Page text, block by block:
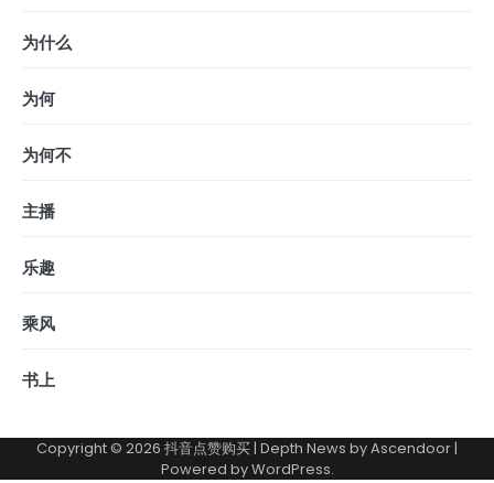
为什么
为何
为何不
主播
乐趣
乘风
书上
Copyright © 2026 抖音点赞购买 | Depth News byAscendoor |
Powered byWordPress.